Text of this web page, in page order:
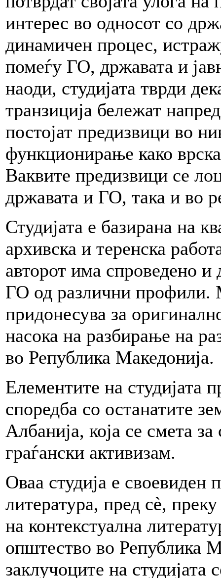
интерес во односот со
динамичен процес,
помеѓу ГО, државата и
наоди, студијата тврди
транзиција бележат
постојат предизвици во
функционирање како
Ваквите предизвици се
државата и ГО, така и во
Студијата е базирана на
архивска и теренска
авторот има спроведено и
ГО од различни профили.
придонесува за
насока на разбирање на
во Република Македонија.
Елементите на студијата
споредба со останатите
Албанија, која се смета
граѓански активизам.
Оваа студија е своевиден
литература, пред сè,
на контекстуална
општество во Република
заклучоците на студијата